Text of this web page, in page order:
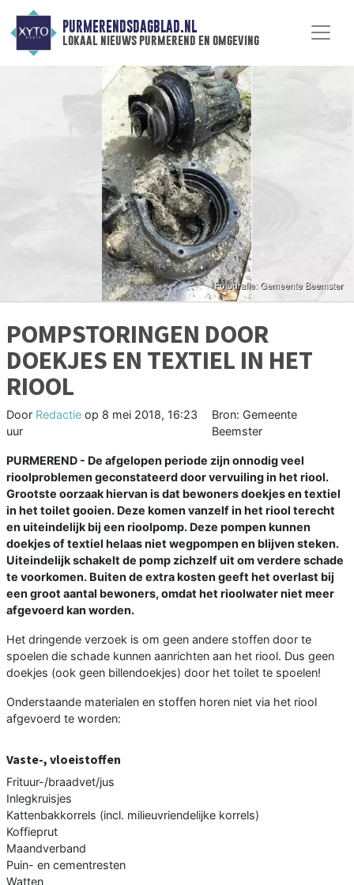
PURMERENDSDAGBLAD.NL
lokaal nieuws purmerend en omgeving
POMPSTORINGEN DOOR
DOEKJES EN TEXTIEL IN HET
RIOOL
Door Redactie op 8 mei 2018, 16:23
uur
Bron: Gemeente
Beemster
PURMEREND - De afgelopen periode zijn onnodig veel
rioolproblemen geconstateerd door vervuiling in het riool.
Grootste oorzaak hiervan is dat bewoners doekjes en textiel
in het toilet gooien. Deze komen vanzelf in het riool terecht
en uiteindelijk bij een rioolpomp. Deze pompen kunnen
doekjes of textiel helaas niet wegpompen en blijven steken.
Uiteindelijk schakelt de pomp zichzelf uit om verdere schade
te voorkomen. Buiten de extra kosten geeft het overlast bij
een groot aantal bewoners, omdat het rioolwater niet meer
afgevoerd kan worden.
Het dringende verzoek is om geen andere stoffen door te
spoelen die schade kunnen aanrichten aan het riool. Dus geen
doekjes (ook geen billendoekjes) door het toilet te spoelen!
Onderstaande materialen en stoffen horen niet via het riool
afgevoerd te worden:
Vaste-, vloeistoffen
Frituur-/braadvet/jus
Inlegkruisjes
Kattenbakkorrels (incl. milieuvriendelijke korrels)
Koffieprut
Maandverband
Puin- en cementresten
Watten